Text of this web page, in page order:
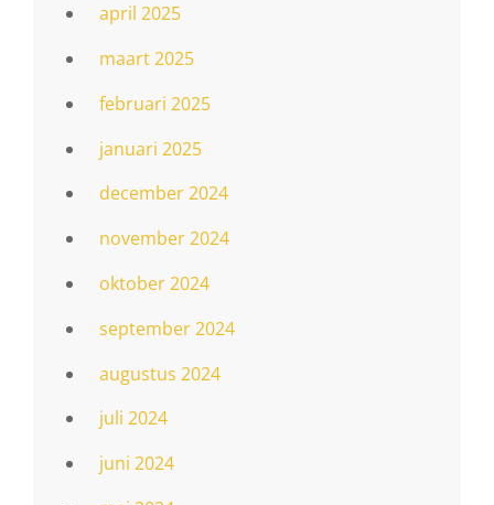
april 2025
maart 2025
februari 2025
januari 2025
december 2024
november 2024
oktober 2024
september 2024
augustus 2024
juli 2024
juni 2024